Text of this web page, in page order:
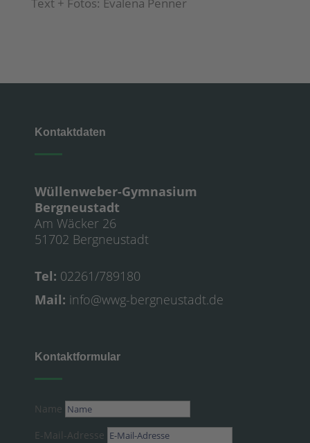
Kontaktdaten
Wüllenweber-Gymnasium
Bergneustadt
Am Wäcker 26
51702 Bergneustadt
Tel: 02261/789180
Mail: info@wwg-bergneustadt.de
Kontaktformular
Name
E-Mail-Adresse